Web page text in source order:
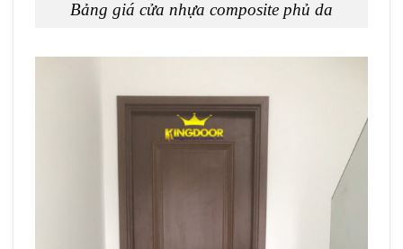
Bảng giá cửa nhựa composite phủ da